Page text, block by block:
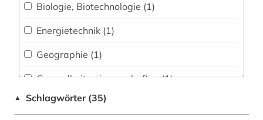
Biologie, Biotechnologie (1)
Energietechnik (1)
Geographie (1)
Gesundheitswissenschaften (1)
Medien- und Kommunikationswissenschaften,
Kommunikationsdesign (1)
▲ Schlagwörter (35)